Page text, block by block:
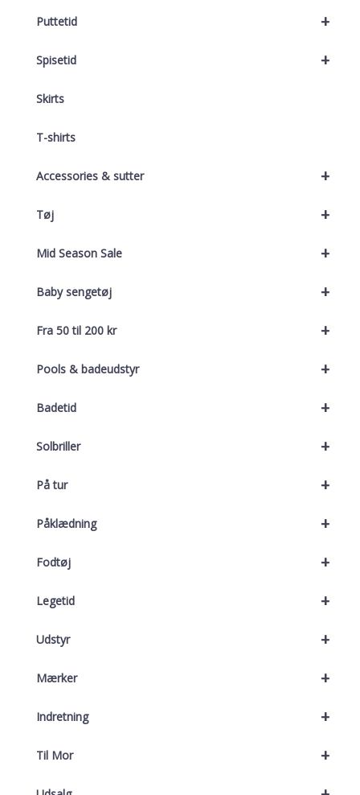
+
Puttetid
+
Spisetid
Skirts
T-shirts
+
Accessories & sutter
+
Tøj
+
Mid Season Sale
+
Baby sengetøj
+
Fra 50 til 200 kr
+
Pools & badeudstyr
+
Badetid
+
Solbriller
+
På tur
+
Påklædning
+
Fodtøj
+
Legetid
+
Udstyr
+
Mærker
+
Indretning
+
Til Mor